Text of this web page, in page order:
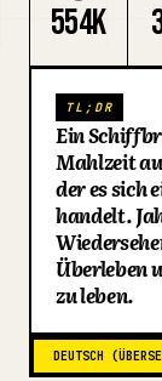
Download
Blog
Updates
554K
TL;DR
Ein
Mahlzeit
der es sich
handelt.
Überleben
zu leben.
DEUTSCH